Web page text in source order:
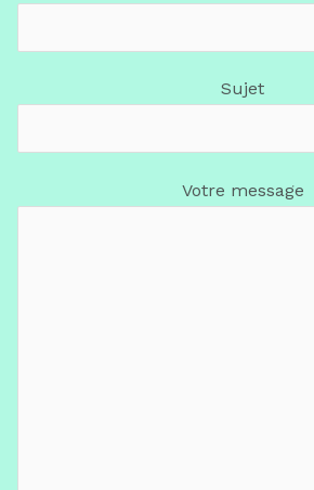
Sujet
Votre message